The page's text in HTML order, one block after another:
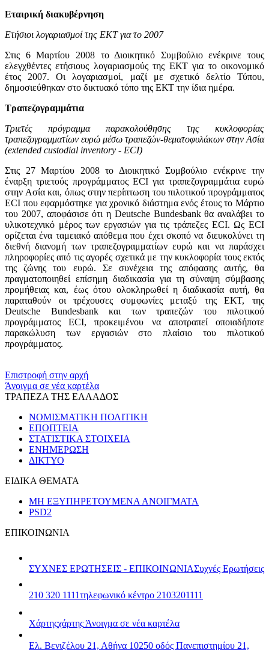
Εταιρική διακυβέρνηση
Ετήσιοι λογαριασμοί της ΕΚΤ για το 2007
Στις 6 Μαρτίου 2008 το Διοικητικό Συμβούλιο ενέκρινε τους
ελεγχθέντες ετήσιους λογαριασμούς της ΕΚΤ για το οικονομικό
έτος 2007. Οι λογαριασμοί, μαζί με σχετικό δελτίο Τύπου,
δημοσιεύθηκαν στο δικτυακό τόπο της ΕΚΤ την ίδια ημέρα.
Τραπεζογραμμάτια
Τριετές πρόγραμμα παρακολούθησης της κυκλοφορίας
τραπεζογραμματίων ευρώ μέσω τραπεζών-θεματοφυλάκων στην Ασία
(extended custodial inventory - ECI)
Στις 27 Μαρτίου 2008 το Διοικητικό Συμβούλιο ενέκρινε την
έναρξη τριετούς προγράμματος ECI για τραπεζογραμμάτια ευρώ
στην Ασία και, όπως στην περίπτωση του πιλοτικού προγράμματος
ECI που εφαρμόστηκε για χρονικό διάστημα ενός έτους το Μάρτιο
του 2007, αποφάσισε ότι η Deutsche Bundesbank θα αναλάβει το
υλικοτεχνικό μέρος των εργασιών για τις τράπεζες ECI. Ως ECI
ορίζεται ένα ταμειακό απόθεμα που έχει σκοπό να διευκολύνει τη
διεθνή διανομή των τραπεζογραμματίων ευρώ και να παράσχει
πληροφορίες από τις αγορές σχετικά με την κυκλοφορία τους εκτός
της ζώνης του ευρώ. Σε συνέχεια της απόφασης αυτής, θα
πραγματοποιηθεί επίσημη διαδικασία για τη σύναψη σύμβασης
προμήθειας και, έως ότου ολοκληρωθεί η διαδικασία αυτή, θα
παραταθούν οι τρέχουσες συμφωνίες μεταξύ της ΕΚΤ, της
Deutsche Bundesbank και των τραπεζών του πιλοτικού
προγράμματος ECI, προκειμένου να αποτραπεί οποιαδήποτε
παρακώλυση των εργασιών στο πλαίσιο του πιλοτικού
προγράμματος.
Επιστροφή στην αρχή
Άνοιγμα σε νέα καρτέλα
ΤΡΑΠΕΖΑ ΤΗΣ ΕΛΛΑΔΟΣ
ΝΟΜΙΣΜΑΤΙΚΗ ΠΟΛΙΤΙΚΗ
ΕΠΟΠΤΕΙΑ
ΣΤΑΤΙΣΤΙΚΑ ΣΤΟΙΧΕΙΑ
ΕΝΗΜΕΡΩΣΗ
ΔΙΚΤΥΟ
ΕΙΔΙΚΑ ΘΕΜΑΤΑ
ΜΗ ΕΞΥΠΗΡΕΤΟΥΜΕΝΑ ΑΝΟΙΓΜΑΤΑ
PSD2
ΕΠΙΚΟΙΝΩΝΙΑ
ΣΥΧΝΕΣ ΕΡΩΤΗΣΕΙΣ - ΕΠΙΚΟΙΝΩΝΙΑΣυχνές Ερωτήσεις
210 320 1111τηλεφωνικό κέντρο 2103201111
Χάρτηςχάρτης Άνοιγμα σε νέα καρτέλα
Ελ. Βενιζέλου 21, Αθήνα 10250 οδός Πανεπιστημίου 21,